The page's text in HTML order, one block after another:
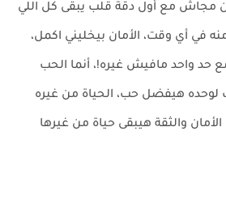
مجاش مع أول دقة قلب يبقى كل اللي
في أي وقت، الأمان بيخليني اكمل،
حد واحد مافيش غيره!، أنما الحب
لوحده هيفضل حب، الحياة من غيره
والثقة هيبقى حياة من غيرها